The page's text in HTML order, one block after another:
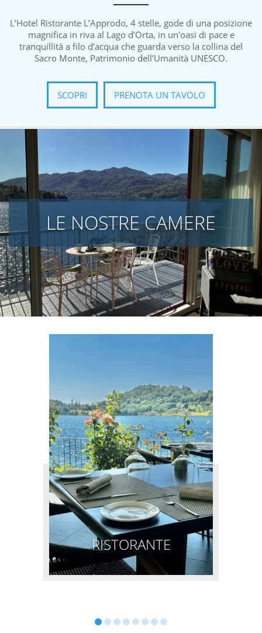
L’Hotel Ristorante L’Approdo, 4 stelle, gode di una posizione
magnifica in riva al Lago d’Orta, in un'oasi di pace e
tranquillità a filo d’acqua che guarda verso la collina del
Sacro Monte, Patrimonio dell’Umanità UNESCO.
SCOPRI PRENOTA UN TAVOLO
LE NOSTRE CAMERE
RISTORANTE